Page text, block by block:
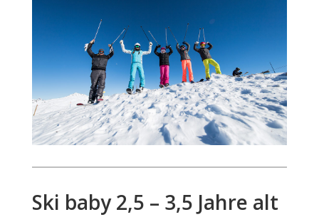
Ski baby 2,5 – 3,5 Jahre alt